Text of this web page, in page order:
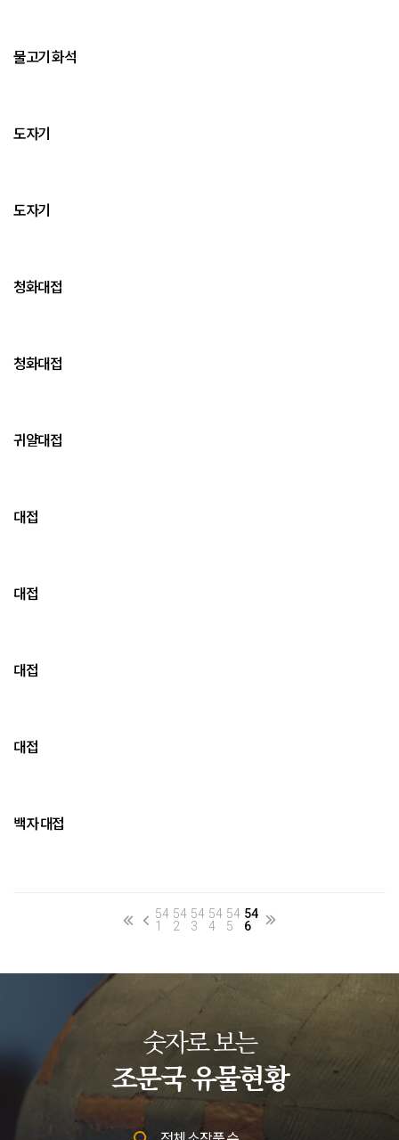
물고기 화석
도자기
도자기
청화대접
청화대접
귀얄대접
대접
대접
대접
대접
백자 대접
54
1
54
2
54
3
54
4
54
5
54
6
숫자로 보는
조문국 유물현황